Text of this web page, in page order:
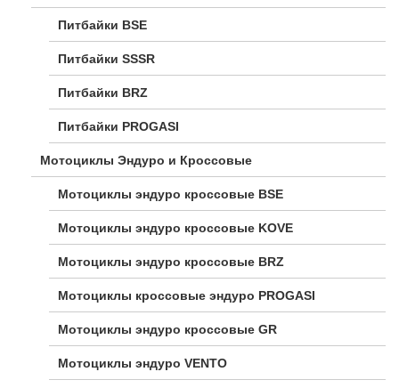
Питбайки BSE
Питбайки SSSR
Питбайки BRZ
Питбайки PROGASI
Мотоциклы Эндуро и Кроссовые
Мотоциклы эндуро кроссовые BSE
Мотоциклы эндуро кроссовые KOVE
Мотоциклы эндуро кроссовые BRZ
Мотоциклы кроссовые эндуро PROGASI
Мотоциклы эндуро кроссовые GR
Мотоциклы эндуро VENTO